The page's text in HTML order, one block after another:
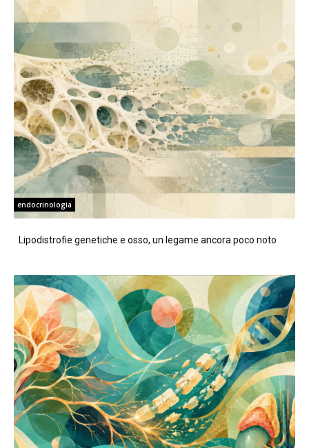
endocrinologia
Lipodistrofie genetiche e osso, un legame ancora poco noto